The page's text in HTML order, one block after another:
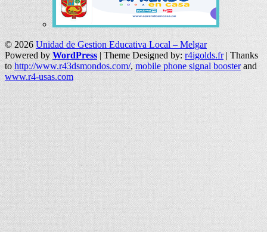
© 2026 Unidad de Gestion Educativa Local – Melgar
Powered byWordPress| Theme Designed by: r4igolds.fr| Thanks
tohttp://www.r43dsmondos.com/,mobile phone signal boosterand
www.r4-usas.com